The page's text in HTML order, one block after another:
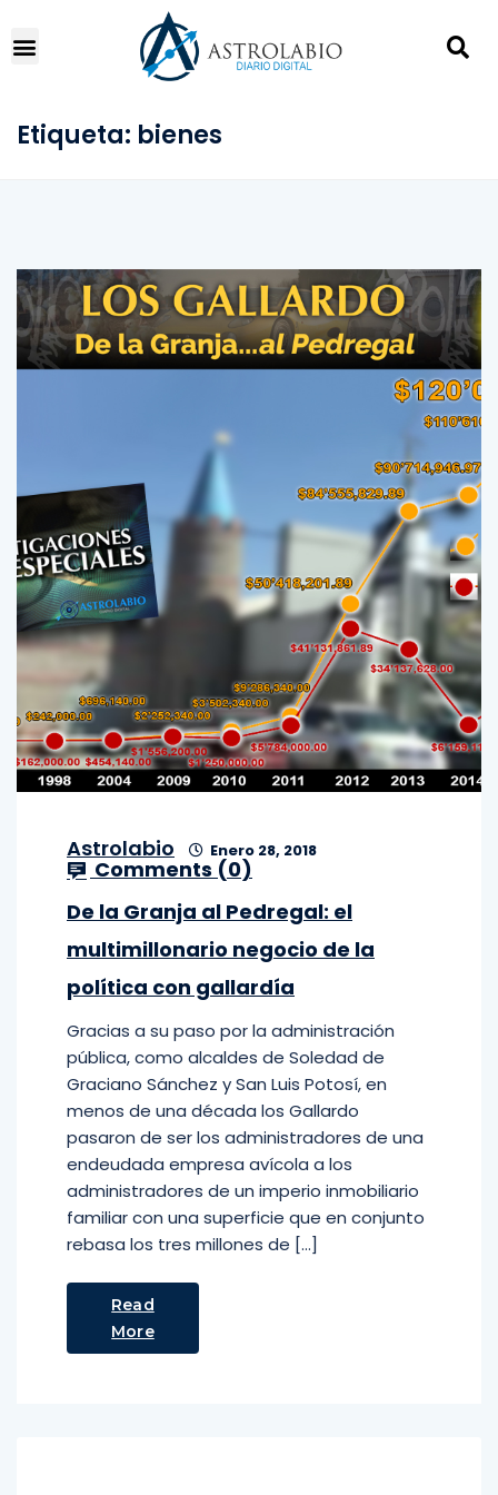
Etiqueta: bienes
Astrolabio Enero 28, 2018
Comments (0)
De la Granja al Pedregal: el
multimillonario negocio de la
política con gallardía
Gracias a su paso por la administración
pública, como alcaldes de Soledad de
Graciano Sánchez y San Luis Potosí, en
menos de una década los Gallardo
pasaron de ser los administradores de una
endeudada empresa avícola a los
administradores de un imperio inmobiliario
familiar con una superficie que en conjunto
rebasa los tres millones de […]
Read
More